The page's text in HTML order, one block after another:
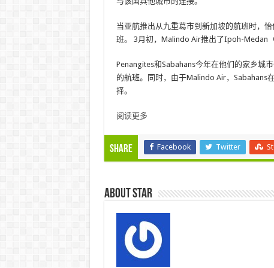
当亚航推出从九重葛市到新加坡的航班时，
班。 3月初，Malindo Air推出了Ipoh-Medan
Penangites和Sabahans今年在他们的家乡城
的航班。同时，由于Malindo Air，Sabahans
择。
阅读更多
Share Facebook Twitter
About star